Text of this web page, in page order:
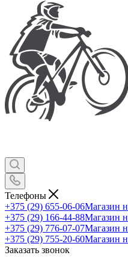
Телефоны
+375 (29) 655-06-06Магазин
+375 (29) 166-44-88Магазин
+375 (29) 776-07-07Магазин
+375 (29) 755-20-60Магазин
Заказать звонок